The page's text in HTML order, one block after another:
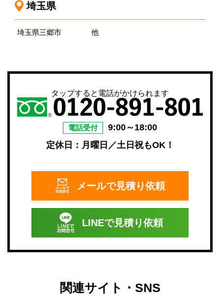
埼玉県
埼玉県三郷市 他
タップすると電話がかけられます
電話受付
9:00～18:00
定休日：月曜日／土日祝もOK！
メールで見積り依頼
LINEで見積り依頼
関連サイト・SNS